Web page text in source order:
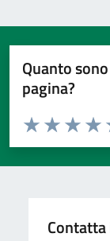
Quanto
pagina?
Valuta da 1 a 5
Valuta
Valuta 2
Valuta 1 stelle